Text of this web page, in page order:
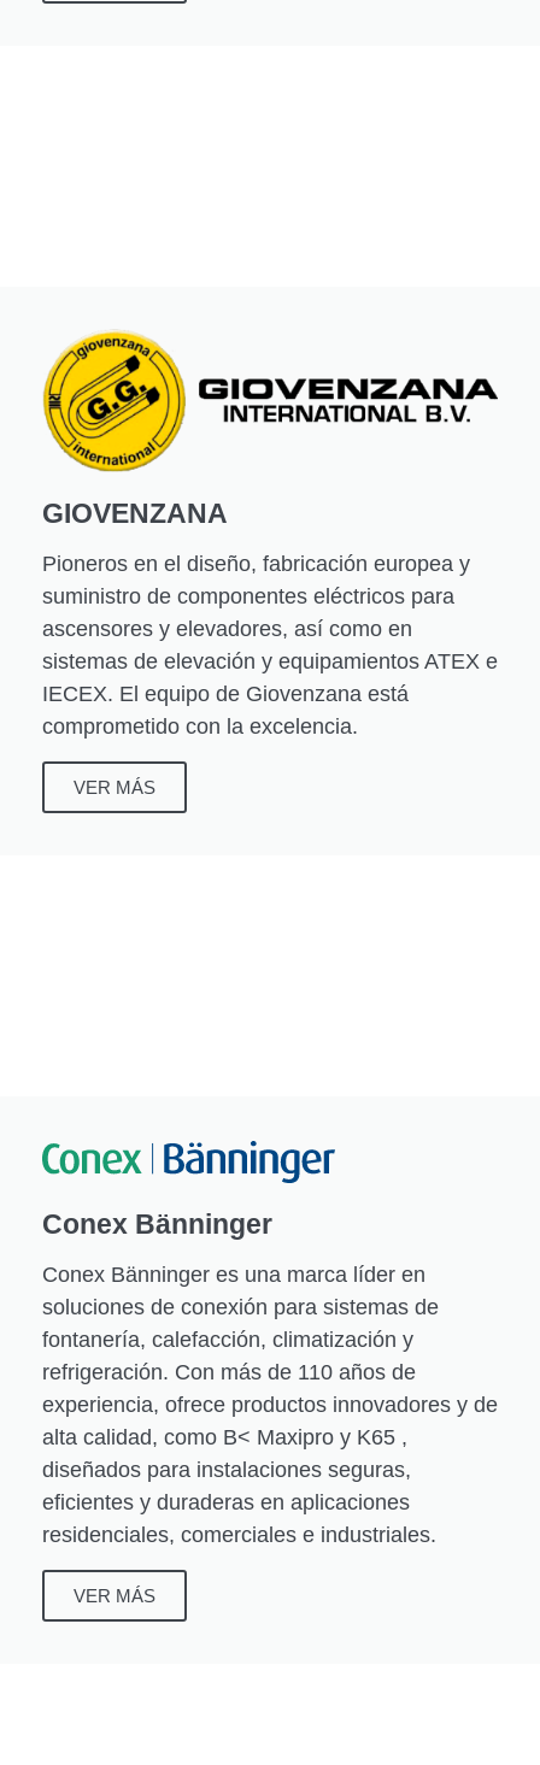
GIOVENZANA
Pioneros en el diseño, fabricación europea y
suministro de componentes eléctricos para
ascensores y elevadores, así como en
sistemas de elevación y equipamientos ATEX e
IECEX. El equipo de Giovenzana está
comprometido con la excelencia.
VER MÁS
Conex Bänninger
Conex Bänninger es una marca líder en
soluciones de conexión para sistemas de
fontanería, calefacción, climatización y
refrigeración. Con más de 110 años de
experiencia, ofrece productos innovadores y de
alta calidad, como B< Maxipro y K65 ,
diseñados para instalaciones seguras,
eficientes y duraderas en aplicaciones
residenciales, comerciales e industriales.
VER MÁS